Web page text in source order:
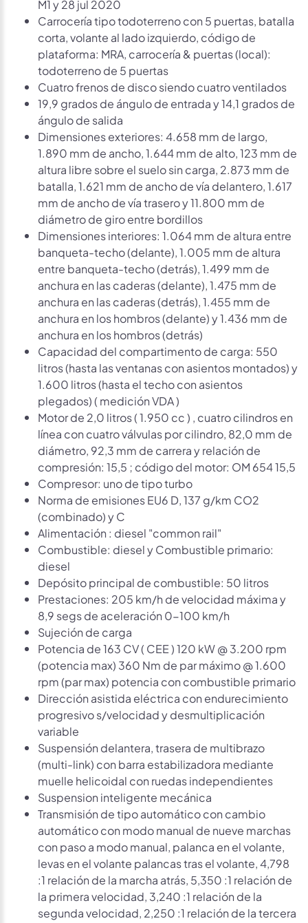
M1 y 28 jul 2020
Carrocería tipo todoterreno con 5 puertas, batalla
corta, volante al lado izquierdo, código de
plataforma: MRA, carrocería & puertas (local):
todoterreno de 5 puertas
Cuatro frenos de disco siendo cuatro ventilados
19,9 grados de ángulo de entrada y 14,1 grados de
ángulo de salida
Dimensiones exteriores: 4.658 mm de largo,
1.890 mm de ancho, 1.644 mm de alto, 123 mm de
altura libre sobre el suelo sin carga, 2.873 mm de
batalla, 1.621 mm de ancho de vía delantero, 1.617
mm de ancho de vía trasero y 11.800 mm de
diámetro de giro entre bordillos
Dimensiones interiores: 1.064 mm de altura entre
banqueta-techo (delante), 1.005 mm de altura
entre banqueta-techo (detrás), 1.499 mm de
anchura en las caderas (delante), 1.475 mm de
anchura en las caderas (detrás), 1.455 mm de
anchura en los hombros (delante) y 1.436 mm de
anchura en los hombros (detrás)
Capacidad del compartimento de carga: 550
litros (hasta las ventanas con asientos montados) y
1.600 litros (hasta el techo con asientos
plegados) ( medición VDA )
Motor de 2,0 litros ( 1.950 cc ) , cuatro cilindros en
línea con cuatro válvulas por cilindro, 82,0 mm de
diámetro, 92,3 mm de carrera y relación de
compresión: 15,5 ; código del motor: OM 654 15,5
Compresor: uno de tipo turbo
Norma de emisiones EU6 D, 137 g/km CO2
(combinado) y C
Alimentación : diesel "common rail"
Combustible: diesel y Combustible primario:
diesel
Depósito principal de combustible: 50 litros
Prestaciones: 205 km/h de velocidad máxima y
8,9 segs de aceleración 0-100 km/h
Sujeción de carga
Potencia de 163 CV ( CEE ) 120 kW @ 3.200 rpm
(potencia max) 360 Nm de par máximo @ 1.600
rpm (par max) potencia con combustible primario
Dirección asistida eléctrica con endurecimiento
progresivo s/velocidad y desmultiplicación
variable
Suspensión delantera, trasera de multibrazo
(multi-link) con barra estabilizadora mediante
muelle helicoidal con ruedas independientes
Suspension inteligente mecánica
Transmisión de tipo automático con cambio
automático con modo manual de nueve marchas
con paso a modo manual, palanca en el volante,
levas en el volante palancas tras el volante, 4,798
:1 relación de la marcha atrás, 5,350 :1 relación de
la primera velocidad, 3,240 :1 relación de la
segunda velocidad, 2,250 :1 relación de la tercera